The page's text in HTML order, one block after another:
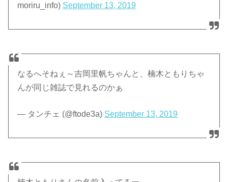
moriru_info) September 13, 2019
なるへそねぇ～吉岡里帆ちゃんと、楠木ともりちゃ
んが同じ雑誌で見れるのかぁ
— タンチェ (@ftode3a) September 13, 2019